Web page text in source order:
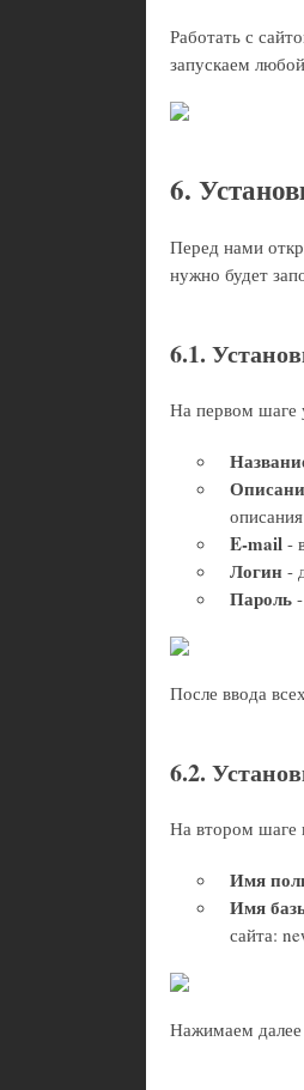
Работать с
запускаем
6.
Перед нами
нужно будет
6.1.
На первом шаге
описания
E-mail -
Логин -
Пароль
После ввода
6.2.
На втором шаге
Имя
Имя
сайта:
Нажимаем